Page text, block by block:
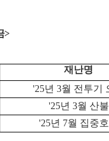
>
재난명
'25년 3월 전투기
'25년 3월 산불
'25년 7월 집중